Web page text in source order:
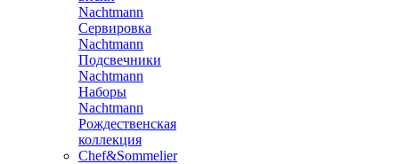
Nachtmann
Сервировка
Nachtmann
Подсвечники
Nachtmann
Наборы
Nachtmann
Рождественская
коллекция
Chef&Sommelier